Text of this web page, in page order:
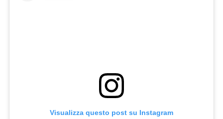
Visualizza questo post su Instagram